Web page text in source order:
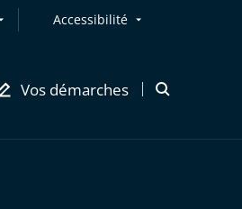
Accessibilité
Vos démarches
Ouvrir